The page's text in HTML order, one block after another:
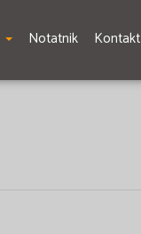
Notatnik Kontakt